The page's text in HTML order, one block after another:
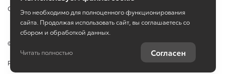
Сбросить cookie
©
Работает на технологиях
Это необходимо для полноценного функционирования
сайта. Продолжая использовать сайт, вы соглашаетесь со
сбором и обработкой данных.
Читать полностью Согласен